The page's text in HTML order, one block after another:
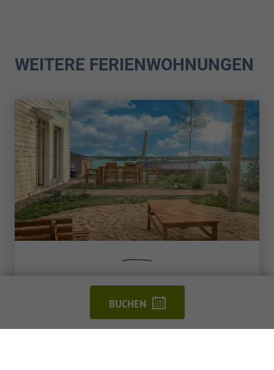
WEITERE FERIENWOHNUNGEN
Ferienwohnung 1
Panorama-Blick & Sandstrandfeeling im eigenen
BUCHEN